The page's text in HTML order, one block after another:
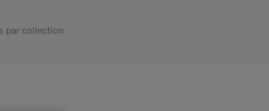
par collection